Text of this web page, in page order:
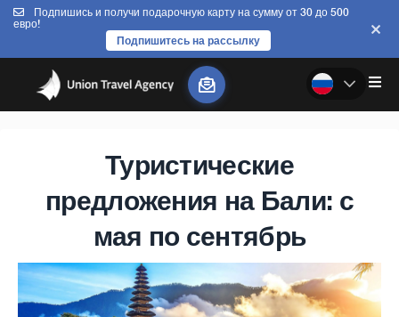
Подпишись и получи подарочную карту на сумму от 30 до 500
евро!
Подпишитесь на рассылку
Туристические
предложения на Бали: с
мая по сентябрь